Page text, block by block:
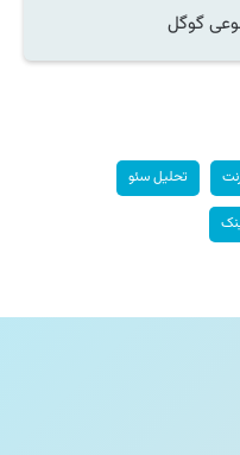
گوگل
تحلیل سئو